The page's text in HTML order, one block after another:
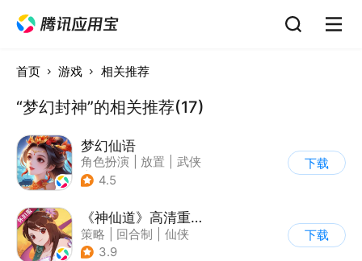
首页 游戏 相关推荐
“梦幻封神”的相关推荐(17)
梦幻仙语
角色扮演 放置
武侠
| 封神榜
4.5
下载
《神仙道》高清重制版
策略 回合制
仙侠
| 中国风
3.9
下载